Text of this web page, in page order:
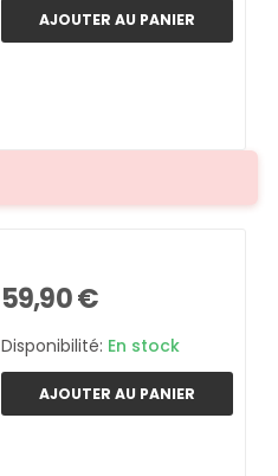
AJOUTER AU PANIER
59,90 €
Disponibilité: En stock
AJOUTER AU PANIER